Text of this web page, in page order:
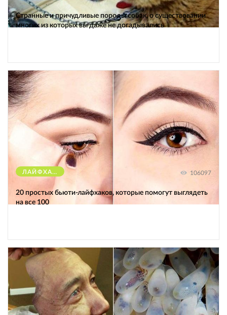
Странные и причудливые породы собак, о существовании
многих из которых вы даже не догадывались
ЛАЙФХАКИ 106097
20 простых бьюти-лайфхаков, которые помогут выглядеть
на все 100